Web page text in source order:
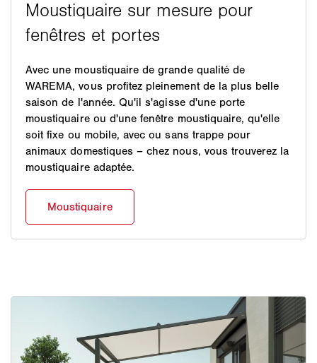
Avec une moustiquaire de grande qualité de
WAREMA, vous profitez pleinement de la plus belle
saison de l'année. Qu'il s'agisse d'une porte
moustiquaire ou d'une fenêtre moustiquaire, qu'elle
soit fixe ou mobile, avec ou sans trappe pour
animaux domestiques – chez nous, vous trouverez la
moustiquaire adaptée.